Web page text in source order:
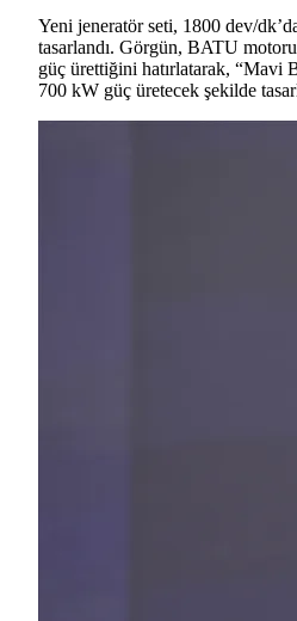
Yeni jeneratör seti, 1800 dev/
tasarlandı. Görgün, BATU
güç ürettiğini hatırlatarak, “Mavi
700 kW güç üretecek şekilde